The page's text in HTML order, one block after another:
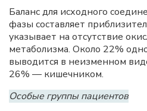
Баланс для исходного
фазы составляет
указывает на отсутствие
метаболизма. Около 22%
выводится в неизменном
26% — кишечником.
Особые группы пациентов